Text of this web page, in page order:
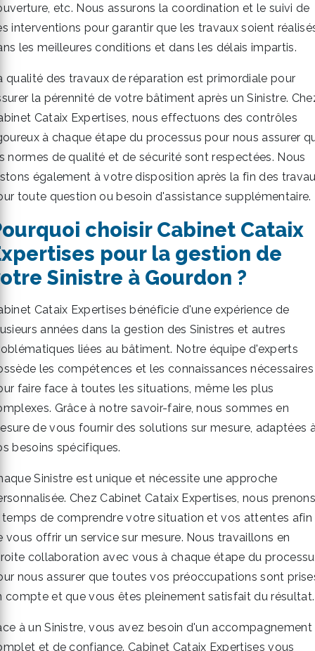
etc. Nous assurons la coordination et le suivi de
interventions pour garantir que les travaux soient
les meilleures conditions et dans les délais impartis.
qualité des travaux de réparation est primordiale pour
la pérennité de votre bâtiment après un Sinistre.
Cataix Expertises, nous effectuons des contrôles
à chaque étape du processus pour nous assurer
normes de qualité et de sécurité sont respectées. Nous
également à votre disposition après la fin des
toute question ou besoin d'assistance supplémentaire.
choisir Cabinet Cataix
pour la gestion de
Sinistre à Gourdon ?
Cataix Expertises bénéficie d'une expérience de
années dans la gestion des Sinistres et autres
liées au bâtiment. Notre équipe d'experts
les compétences et les connaissances nécessaires
faire face à toutes les situations, même les plus
Grâce à notre savoir-faire, nous sommes en
de vous fournir des solutions sur mesure, adaptées
besoins spécifiques.
Sinistre est unique et nécessite une approche
Chez Cabinet Cataix Expertises, nous prenons
temps de comprendre votre situation et vos attentes afin
vous offrir un service sur mesure. Nous travaillons en
collaboration avec vous à chaque étape du
nous assurer que toutes vos préoccupations sont
compte et que vous êtes pleinement satisfait du résultat.
à un Sinistre, vous avez besoin d'un accompagnement
et de confiance. Cabinet Cataix Expertises vous